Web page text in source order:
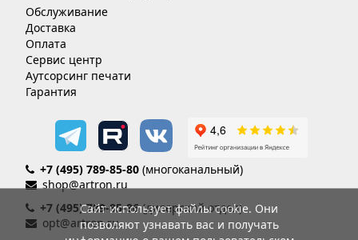
Обслуживание
Доставка
Оплата
Сервис центр
Аутсорсинг печати
Гарантия
+7 (495) 789-85-80 (многоканальный)
shop@artron.ru
+7 (495) 789-85-86(дилерский отдел)
opt@artron.ru
Сайт использует файлы cookie. Они
позволяют узнавать вас и получать